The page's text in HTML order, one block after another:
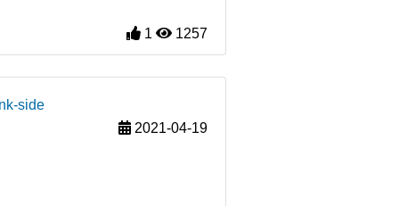
1 1257
side
2021-04-19